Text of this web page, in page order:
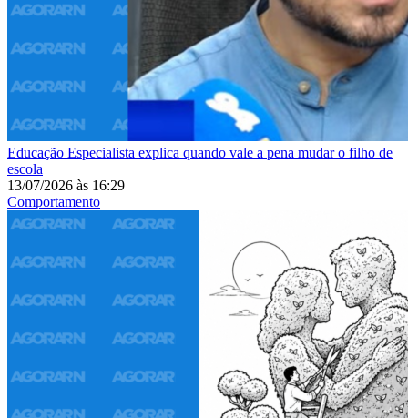
Educação Especialista explica quando vale a pena mudar o filho de
escola
13/07/2026 às 16:29
Comportamento